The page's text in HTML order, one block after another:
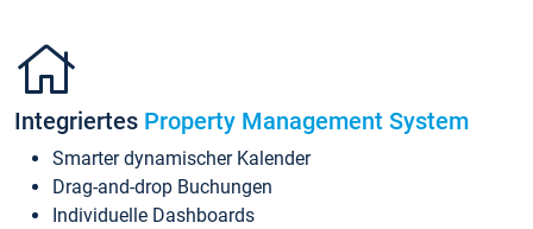
Integriertes Property Management System
Smarter dynamischer Kalender
Drag-and-drop Buchungen
Individuelle Dashboards